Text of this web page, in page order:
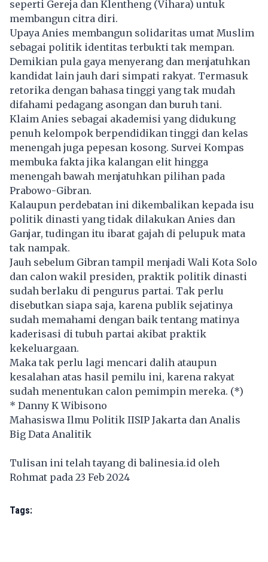
seperti Gereja dan Klentheng (Vihara) untuk
membangun citra diri.
Upaya Anies membangun solidaritas umat Muslim
sebagai politik identitas terbukti tak mempan.
Demikian pula gaya menyerang dan menjatuhkan
kandidat lain jauh dari simpati rakyat. Termasuk
retorika dengan bahasa tinggi yang tak mudah
difahami pedagang asongan dan buruh tani.
Klaim Anies sebagai akademisi yang didukung
penuh kelompok berpendidikan tinggi dan kelas
menengah juga pepesan kosong. Survei Kompas
membuka fakta jika kalangan elit hingga
menengah bawah menjatuhkan pilihan pada
Prabowo-Gibran.
Kalaupun perdebatan ini dikembalikan kepada isu
politik dinasti yang tidak dilakukan Anies dan
Ganjar, tudingan itu ibarat gajah di pelupuk mata
tak nampak.
Jauh sebelum Gibran tampil menjadi Wali Kota Solo
dan calon wakil presiden, praktik politik dinasti
sudah berlaku di pengurus partai. Tak perlu
disebutkan siapa saja, karena publik sejatinya
sudah memahami dengan baik tentang matinya
kaderisasi di tubuh partai akibat praktik
kekeluargaan.
Maka tak perlu lagi mencari dalih ataupun
kesalahan atas hasil pemilu ini, karena rakyat
sudah menentukan calon pemimpin mereka. (*)
* Danny K Wibisono
Mahasiswa Ilmu Politik IISIP Jakarta dan Analis
Big Data Analitik
Tulisan ini telah tayang dibalinesia.id oleh
Rohmat pada 23 Feb 2024
Tags: